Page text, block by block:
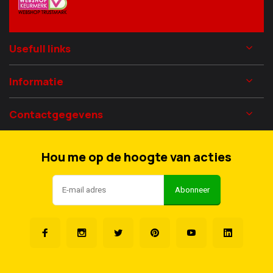
Usefull links
Informatie
Contactgegevens
Hou me op de hoogte van acties
Abonneer